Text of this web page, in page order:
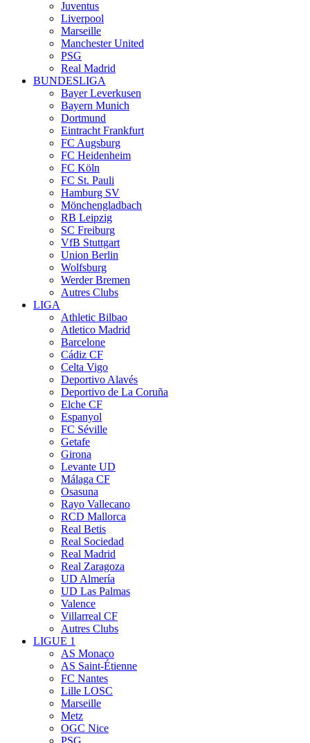
Juventus
Liverpool
Marseille
Manchester United
PSG
Real Madrid
BUNDESLIGA
Bayer Leverkusen
Bayern Munich
Dortmund
Eintracht Frankfurt
FC Augsburg
FC Heidenheim
FC Köln
FC St. Pauli
Hamburg SV
Mönchengladbach
RB Leipzig
SC Freiburg
VfB Stuttgart
Union Berlin
Wolfsburg
Werder Bremen
Autres Clubs
LIGA
Athletic Bilbao
Atletico Madrid
Barcelone
Cádiz CF
Celta Vigo
Deportivo Alavés
Deportivo de La Coruña
Elche CF
Espanyol
FC Séville
Getafe
Girona
Levante UD
Málaga CF
Osasuna
Rayo Vallecano
RCD Mallorca
Real Betis
Real Sociedad
Real Madrid
Real Zaragoza
UD Almería
UD Las Palmas
Valence
Villarreal CF
Autres Clubs
LIGUE 1
AS Monaco
AS Saint-Étienne
FC Nantes
Lille LOSC
Marseille
Metz
OGC Nice